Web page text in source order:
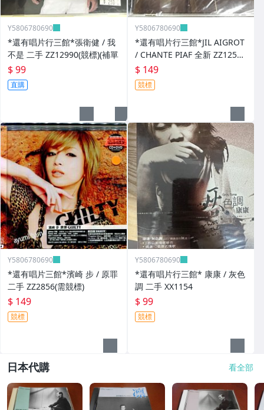
Y5806780690
*還有唱片行三館*張衛健 / 我
不是 二手 ZZ12990(競標)(補單
$ 99
直購
Y5806780690
*還有唱片行三館*JIL AIGROT
/ CHANTE PIAF 全新 ZZ12526
(競標)
$ 149
競標
Y5806780690
*還有唱片三館*濱崎 步 / 原罪
二手 ZZ2856(需競標)
$ 149
競標
Y5806780690
*還有唱片行三館* 康康 / 灰色
調 二手 XX1154
$ 99
競標
日本代購 看全部